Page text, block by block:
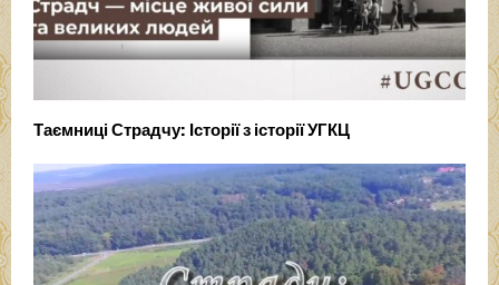
Таємниці Страдчу: Історії з історії УГКЦ